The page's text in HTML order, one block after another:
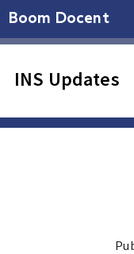
Boom Docent
INS Updates